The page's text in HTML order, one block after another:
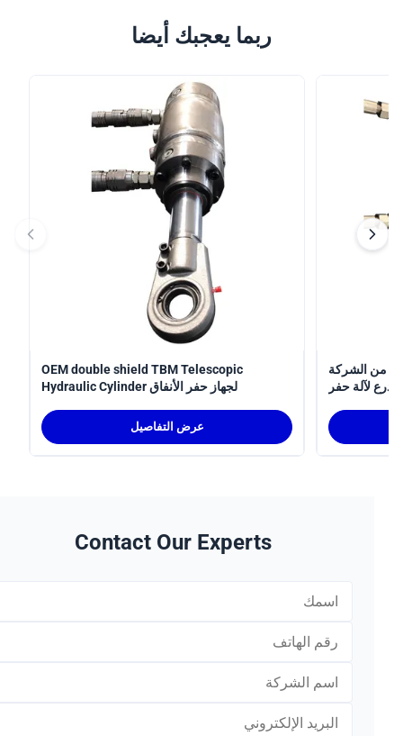
ربما يعجبك أيضا
OEM double shield TBM Telescopic
Hydraulic Cylinder لجهاز حفر الأنفاق
عرض التفاصيل
الشركة
لآلة حفر
Contact Our Experts